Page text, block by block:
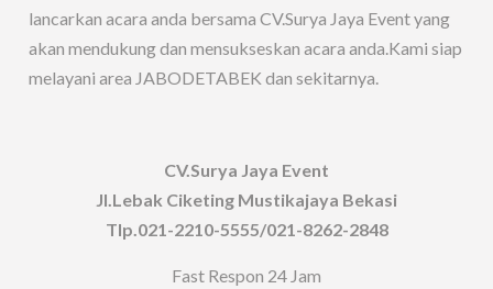
lancarkan acara anda bersama CV.Surya Jaya Event yang
akan mendukung dan mensukseskan acara anda.Kami siap
melayani area JABODETABEK dan sekitarnya.
CV.Surya Jaya Event
Jl.Lebak Ciketing Mustikajaya Bekasi
Tlp.021-2210-5555/021-8262-2848
Fast Respon 24 Jam